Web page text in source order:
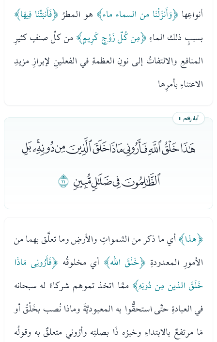
أنواعِها ﴿وَأَنزَلْنَا من السماء ماء﴾ هو المطرُ ﴿فَأَنبَتْنَا فِيهَا﴾
بسببٍ ذلك الماءِ﴿مِن كُلّ زَوْجٍ كَرِيمٍ﴾ من كلِّ صنفٍ كثيرِ
المنافعِ والالتفاتُ إلى نونِ العظمةِ في الفعلينِ لإبرازِ مزيدِ
الاعتناءِ بأمرِها
آية رقم ١١
ﯩﯪﯫﯬﯭﯮﯯﯰﯱﯲﯳ
ﯴﯵﯶﯷﯸ
﴿هذا﴾أي ما ذكر من السَّمواتِ والأرضِ وما تعلَّق بهما من
الأمورِ المعدودةِ ﴿خَلَقَ الله﴾ أي مخلوقُه ﴿فَأَرُونِى مَاذَا
خَلَقَ الذين مِن دُونِهِ﴾ ممَّا اتخذ تموهم شركاءً له سبحانه
في العبادةِ حتَّى استحقُّوا به المعبوديَّةَ وماذا نُصب بخَلْقُ أو
مَا مرتفعٌ بالابتداءِ وخبرُه ذَا بصلتِه وأرُوني متعلقٌ به وقولُه